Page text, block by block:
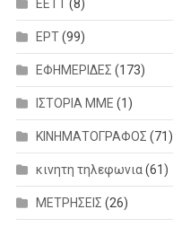
ΕΕΤΤ(8)
ΕΡΤ(99)
ΕΦΗΜΕΡΙΔΕΣ (173)
ΙΣΤΟΡΙΑ ΜΜΕ (1)
ΚΙΝΗΜΑΤΟΓΡΑΦΟΣ (71)
κινητη τηλεφωνια(61)
ΜΕΤΡΗΣΕΙΣ (26)